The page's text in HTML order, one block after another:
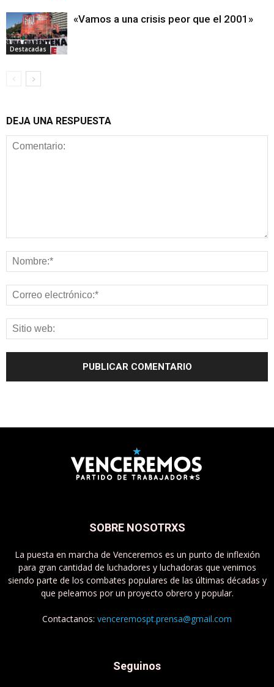
Destacadas
«Vamos a una crisis peor que el 2001»
DEJA UNA RESPUESTA
SOBRE NOSOTRXS
La puesta en marcha de Venceremos es un punto de inflexión
para gran cantidad de luchadores y luchadoras que venimos
siendo parte de los combates populares de las últimas décadas y
que peleamos por un proyecto obrero y popular.
Contactanos: venceremospt.prensa@gmail.com
Seguinos